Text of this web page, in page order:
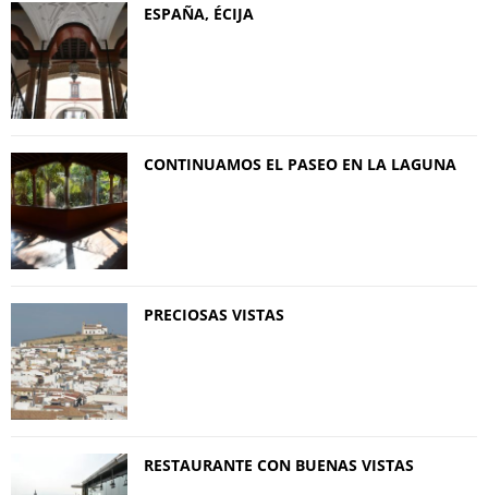
ESPAÑA, ÉCIJA
CONTINUAMOS EL PASEO EN LA LAGUNA
PRECIOSAS VISTAS
RESTAURANTE CON BUENAS VISTAS